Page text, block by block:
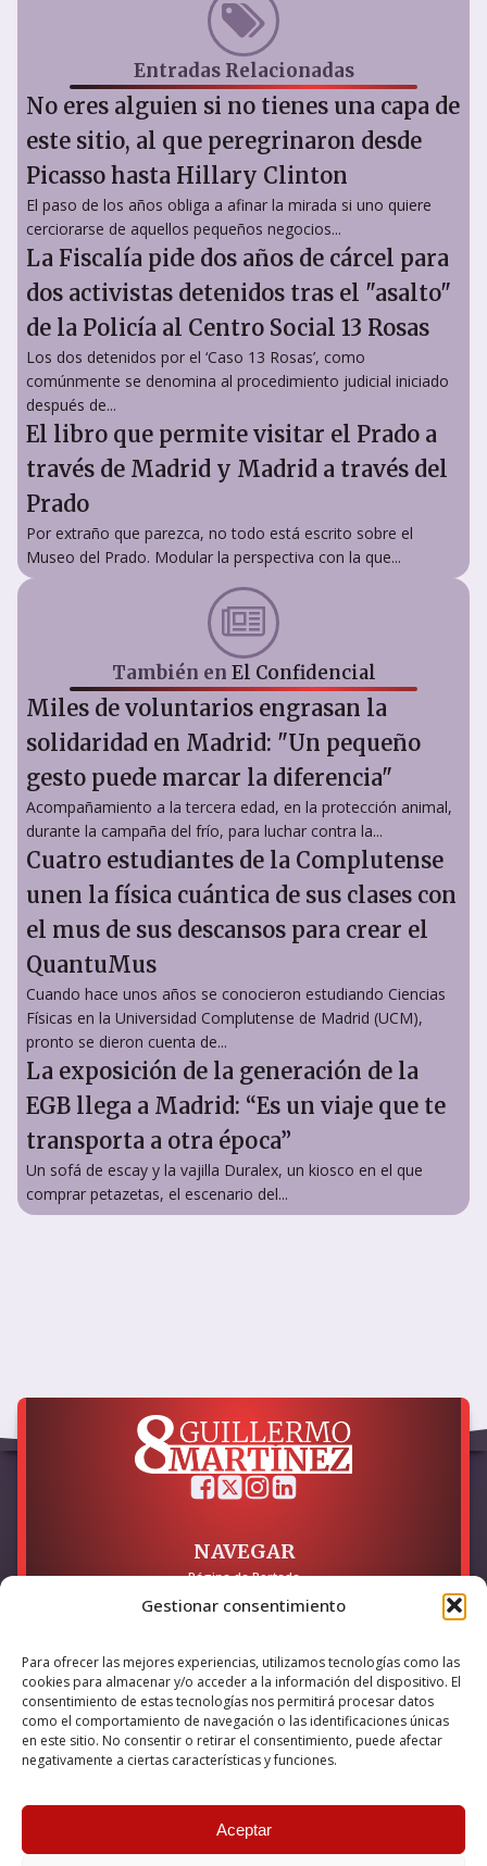
Gestionar consentimiento
Para ofrecer las mejores experiencias, utilizamos tecnologías como las
cookies para almacenar y/o acceder a la información del dispositivo. El
consentimiento de estas tecnologías nos permitirá procesar datos
como el comportamiento de navegación o las identificaciones únicas
en este sitio. No consentir o retirar el consentimiento, puede afectar
negativamente a ciertas características y funciones.
Aceptar
Entradas Relacionadas
No eres alguien si no tienes una capa de
este sitio, al que peregrinaron desde
Picasso hasta Hillary Clinton
El paso de los años obliga a afinar la mirada si uno quiere
cerciorarse de aquellos pequeños negocios...
La Fiscalía pide dos años de cárcel para
dos activistas detenidos tras el "asalto"
de la Policía al Centro Social 13 Rosas
Los dos detenidos por el ‘Caso 13 Rosas’, como
comúnmente se denomina al procedimiento judicial iniciado
después de...
El libro que permite visitar el Prado a
través de Madrid y Madrid a través del
Prado
Por extraño que parezca, no todo está escrito sobre el
Museo del Prado. Modular la perspectiva con la que...
También en El Confidencial
Miles de voluntarios engrasan la
solidaridad en Madrid: "Un pequeño
gesto puede marcar la diferencia"
Acompañamiento a la tercera edad, en la protección animal,
durante la campaña del frío, para luchar contra la...
Cuatro estudiantes de la Complutense
unen la física cuántica de sus clases con
el mus de sus descansos para crear el
QuantuMus
Cuando hace unos años se conocieron estudiando Ciencias
Físicas en la Universidad Complutense de Madrid (UCM),
pronto se dieron cuenta de...
La exposición de la generación de la
EGB llega a Madrid: “Es un viaje que te
transporta a otra época”
Un sofá de escay y la vajilla Duralex, un kiosco en el que
comprar petazetas, el escenario del...
NAVEGAR
Página de Portada
LEGAL
Política de Privacidad
Política de Cookies
Accesibilidad
Esta empresa ha sido beneficiaria del bono Kit Digital y lo ha
internet, financiado por la Unión Europea – NextGeneration EU